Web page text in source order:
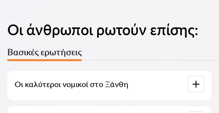
Οι άνθρωποι ρωτούν επίσης:
Βασικές ερωτήσεις
Οι καλύτεροι νομικοί στο Ξάνθη